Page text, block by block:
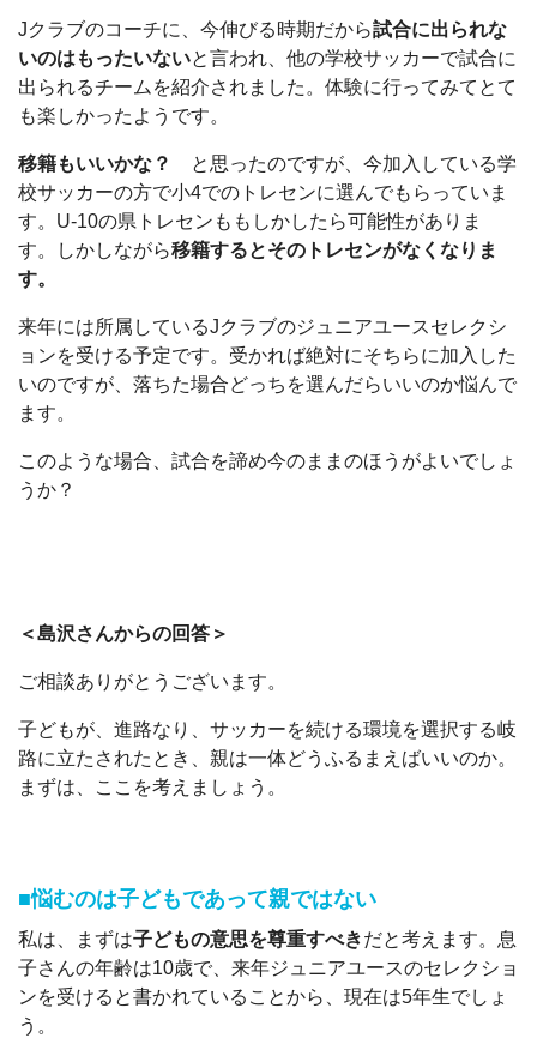
Jクラブのコーチに、今伸びる時期だから試合に出られな
いのはもったいないと言われ、他の学校サッカーで試合に
出られるチームを紹介されました。体験に行ってみてとて
も楽しかったようです。
移籍もいいかな？
と思ったのですが、今加入している学
校サッカーの方で小4でのトレセンに選んでもらっていま
す。U-10の県トレセンももしかしたら可能性がありま
す。しかしながら移籍するとそのトレセンがなくなりま
す。
来年には所属しているJクラブのジュニアユースセレクシ
ョンを受ける予定です。受かれば絶対にそちらに加入した
いのですが、落ちた場合どっちを選んだらいいのか悩んで
ます。
このような場合、試合を諦め今のままのほうがよいでしょ
うか？
＜島沢さんからの回答＞
ご相談ありがとうございます。
子どもが、進路なり、サッカーを続ける環境を選択する岐
路に立たされたとき、親は一体どうふるまえばいいのか。
まずは、ここを考えましょう。
■悩むのは子どもであって親ではない
私は、まずは子どもの意思を尊重すべきだと考えます。息
子さんの年齢は10歳で、来年ジュニアユースのセレクショ
ンを受けると書かれていることから、現在は5年生でしょ
う。